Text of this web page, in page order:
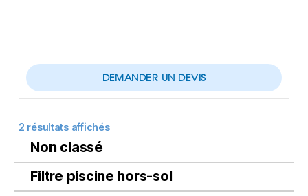
DEMANDER UN DEVIS
2 résultats affichés
Non classé
Filtre piscine hors-sol